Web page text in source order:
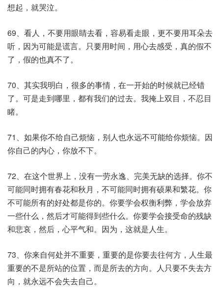
想起，就哭泣。
69、看人，不要用眼睛去看，容易看走眼，更不要用耳朵去
听，因为可能是谎言。只要用时间，用心去感受，真的假不
了，假的也真不了。
70、其实我明白，很多的事情，在一开始的时候就已经错
了。可是走到哪里，都有我们的过去。我掩上双目，不忍目
睹。
71、如果你不给自己烦恼，别人也永远不可能给你烦恼。因
你自己的内心，你放不下。
72、在这个世界上，没有一劳永逸、完美无缺的选择。你不
可能同时拥有春花和秋月，不可能同时拥有硕果和繁花。你
不可能所有的好处都是你的。你要学会权衡利弊，学会放弃
一些什么，然后才可能得到些什么。你要学会接受命的残缺
和悲哀，然后，心平气和。因为，这就是人生。
73、你来自何处并不重要，重要的是你要去往何方，人生最
重要的不是所站的位置，而是所去的方向。人只要不失去方
向，就永远不会失去自己。